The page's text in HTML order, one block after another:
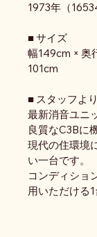
1973年（
■ サイズ
幅149cm × 奥
101cm
■ スタッフより
最新消音ユニ
良質なC3Bに
現代の住環境
い一台です。
コンディショ
用いただける1